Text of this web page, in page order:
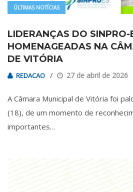
ÚLTIMAS NOTÍCIAS
LIDERANÇAS DO SINPRO-
HOMENAGEADAS NA
DE VITÓRIA
REDACAO 27 de abril de 2026
A Câmara Municipal de Vitória foi
(18), de um momento de
importantes…